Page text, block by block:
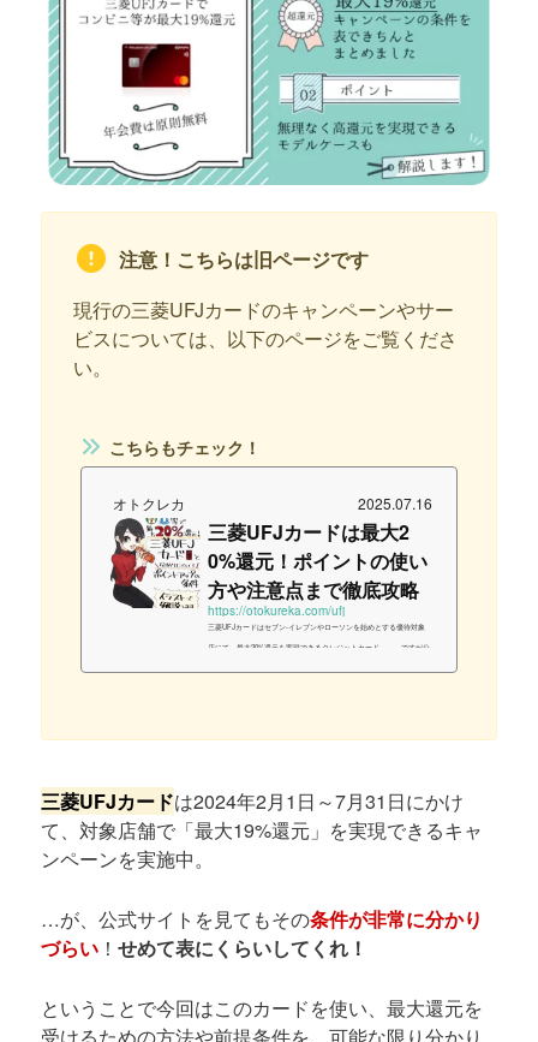
注意！こちらは旧ページです
現行の三菱UFJカードのキャンペーンやサー
ビスについては、以下のページをご覧くださ
い。
こちらもチェック！
オトクレカ 2025.07.16
三菱UFJカードは最大2
0%還元！ポイントの使い
方や注意点まで徹底攻略
https://otokureka.com/ufj
三菱UFJカードはセブン-イレブンやローソンを始めとする優待対象
店にて、最大20%還元を実現できるクレジットカード。……ですが公
三菱UFJカードは2024年2月1日～7月31日にかけ
て、対象店舗で「最大19%還元」を実現できるキャ
ンペーンを実施中。
…が、公式サイトを見てもその条件が非常に分かり
づらい ！せめて表にくらいしてくれ！
ということで今回はこのカードを使い、最大還元を
受けるための方法や前提条件を、可能な限り分かり